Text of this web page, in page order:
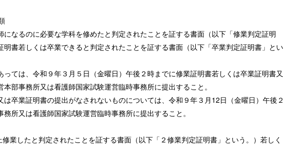
なるのに必要な学科を修めたと判定されたことを証する書面（以下「修業判定証明
書若しくは卒業できると判定されたことを証する書面（以下「卒業判定証明書」とい
ては、令和９年３月５日（金曜日）午後２時までに修業証明書若しくは卒業証明書又
部事務所又は看護師国家試験運営臨時事務所に提出すること。
卒業証明書の提出がなされないものについては、令和９年３月12日（金曜日）午後２
所又は看護師国家試験運営臨時事務所に提出すること。
業したと判定されたことを証する書面（以下「２修業判定証明書」という。）若しく